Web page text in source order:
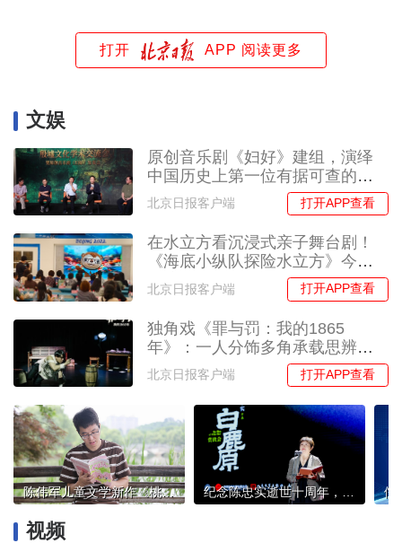
打开 APP 阅读更多
文娱
原创音乐剧《妇好》建组，演绎
中国历史上第一位有据可查的女
将军
北京日报客户端 打开APP查看
在水立方看沉浸式亲子舞台剧！
《海底小纵队探险水立方》今夏
首演
北京日报客户端 打开APP查看
独角戏《罪与罚：我的1865
年》：一人分饰多角承载思辨重
量
北京日报客户端 打开APP查看
陈伟军儿童文学新作《桃花朵朵》出版，以儿童视角描摹乡村蝶变图景 纪念陈忠实逝世十周年，《白鹿原》赏读会重温陈忠实文学精神
视频